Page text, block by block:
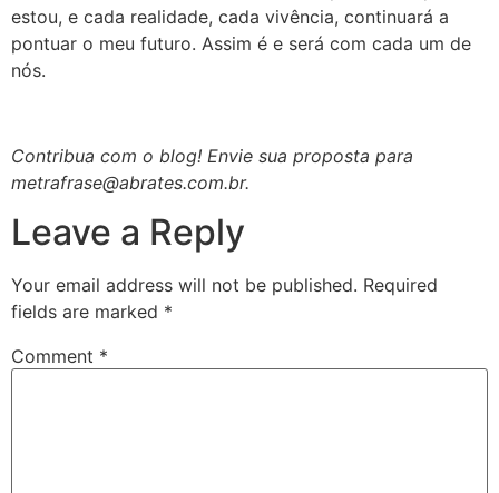
estou, e cada realidade, cada vivência, continuará a
pontuar o meu futuro. Assim é e será com cada um de
nós.
Contribua com o blog! Envie sua proposta para
metrafrase@abrates.com.br.
Leave a Reply
Your email address will not be published. Required
fields are marked *
Comment *